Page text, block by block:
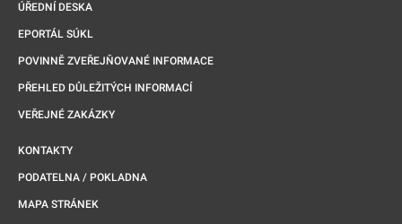
ÚŘEDNÍ DESKA
EPORTÁL SÚKL
POVINNĚ ZVEŘEJŇOVANÉ INFORMACE
PŘEHLED DŮLEŽITÝCH INFORMACÍ
VEŘEJNÉ ZAKÁZKY
KONTAKTY
PODATELNA / POKLADNA
MAPA STRÁNEK